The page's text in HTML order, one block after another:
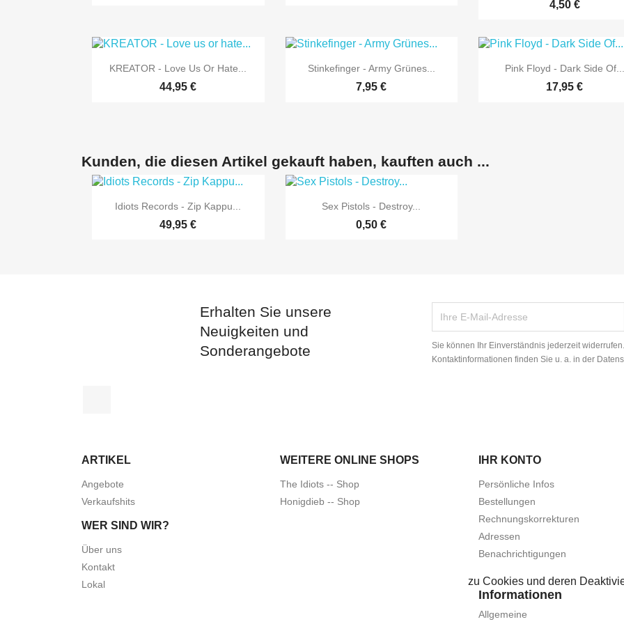
4,50 €
 Vorschau
KREATOR - Love Us Or Hate...
44,95 €
 Vorschau
Stinkefinger - Army Grünes...
7,95 €
 Vorschau
Pink Floyd - Dark Side Of...
17,95 €
Kunden, die diesen Artikel gekauft haben, kauften auch ...
 Vorschau
Idiots Records - Zip Kappu...
49,95 €
 Vorschau
Sex Pistols - Destroy...
0,50 €
Erhalten Sie unsere
Neuigkeiten und
Sonderangebote
Sie können Ihr Einverständnis jederzeit
Kontaktinformationen finden Sie u. a. in der
ARTIKEL
Angebote
Verkaufshits
WEITERE ONLINE SHOPS
The Idiots -- Shop
Honigdieb -- Shop
WER SIND WIR?
Über uns
Kontakt
Lokal
IHR KONTO
Persönliche Infos
Bestellungen
Rechnungskorrekturen
Adressen
Benachrichtigungen
zu Cookies und deren
Informationen
Allgemeine